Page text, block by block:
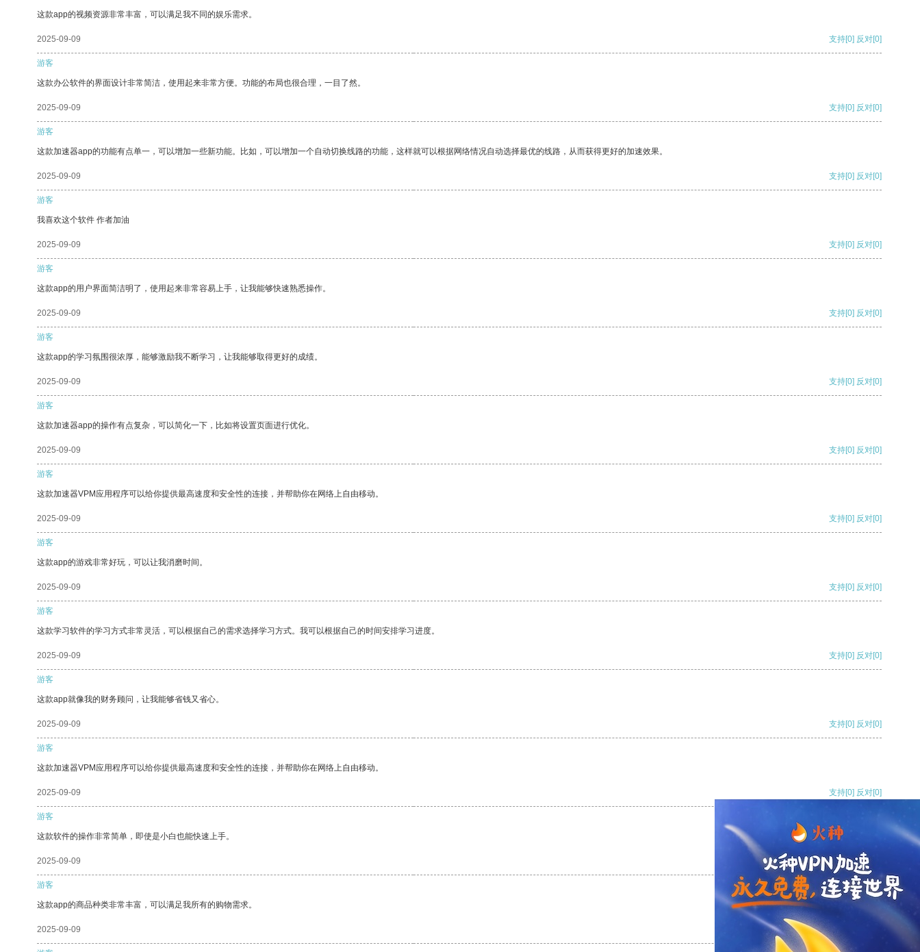
这款app的视频资源非常丰富，可以满足我不同的娱乐需求。
2025-09-09 支持[0] 反对[0]
游客
这款办公软件的界面设计非常简洁，使用起来非常方便。功能的布局也很合理，一目了然。
2025-09-09 支持[0] 反对[0]
游客
这款加速器app的功能有点单一，可以增加一些新功能。比如，可以增加一个自动切换线路的功能，这样就可以根据网络情况自动选择最优的线路，从而获得更好的加速效果。
2025-09-09 支持[0] 反对[0]
游客
我喜欢这个软件 作者加油
2025-09-09 支持[0] 反对[0]
游客
这款app的用户界面简洁明了，使用起来非常容易上手，让我能够快速熟悉操作。
2025-09-09 支持[0] 反对[0]
游客
这款app的学习氛围很浓厚，能够激励我不断学习，让我能够取得更好的成绩。
2025-09-09 支持[0] 反对[0]
游客
这款加速器app的操作有点复杂，可以简化一下，比如将设置页面进行优化。
2025-09-09 支持[0] 反对[0]
游客
这款加速器VPM应用程序可以给你提供最高速度和安全性的连接，并帮助你在网络上自由移动。
2025-09-09 支持[0] 反对[0]
游客
这款app的游戏非常好玩，可以让我消磨时间。
2025-09-09 支持[0] 反对[0]
游客
这款学习软件的学习方式非常灵活，可以根据自己的需求选择学习方式。我可以根据自己的时间安排学习进度。
2025-09-09 支持[0] 反对[0]
游客
这款app就像我的财务顾问，让我能够省钱又省心。
2025-09-09 支持[0] 反对[0]
游客
这款加速器VPM应用程序可以给你提供最高速度和安全性的连接，并帮助你在网络上自由移动。
2025-09-09 支持[0] 反对[0]
游客
这款软件的操作非常简单，即使是小白也能快速上手。
2025-09-09 支持[0] 反对
游客
这款app的商品种类非常丰富，可以满足我所有的购物需求。
2025-09-09 支持